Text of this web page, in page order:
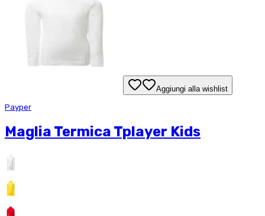
Aggiungi alla wishlist
Payper
Maglia Termica Tplayer Kids